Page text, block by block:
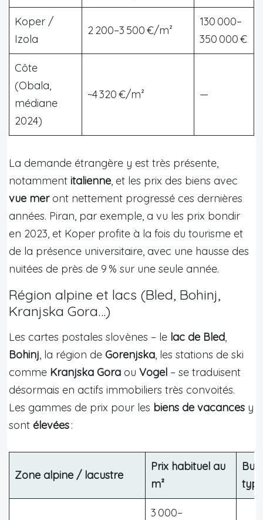
Koper /
Izola
2 200–3 500 €/m²
130 000–
350 000 €
Côte
(Obala,
médiane
2024)
~4 320 €/m² —
La demande étrangère y est très présente,
notamment italienne, et les prix des biens avec
vue meront nettement progressé ces dernières
années. Piran, par exemple, a vu les prix bondir
en 2023, et Koper profite à la fois du tourisme et
de la présence universitaire, avec une hausse des
nuitées de près de 9 % sur une seule année.
Région alpine et lacs (Bled, Bohinj,
Kranjska Gora…)
Les cartes postales slovènes – le lac de Bled,
Bohinj, la région de Gorenjska, les stations de ski
comme Kranjska Gora ou Vogel – se traduisent
désormais en actifs immobiliers très convoités.
Les gammes de prix pour les biens de vacances y
sont élevées:
Zone alpine / lacustre
Prix habituel au
m²
3 000–